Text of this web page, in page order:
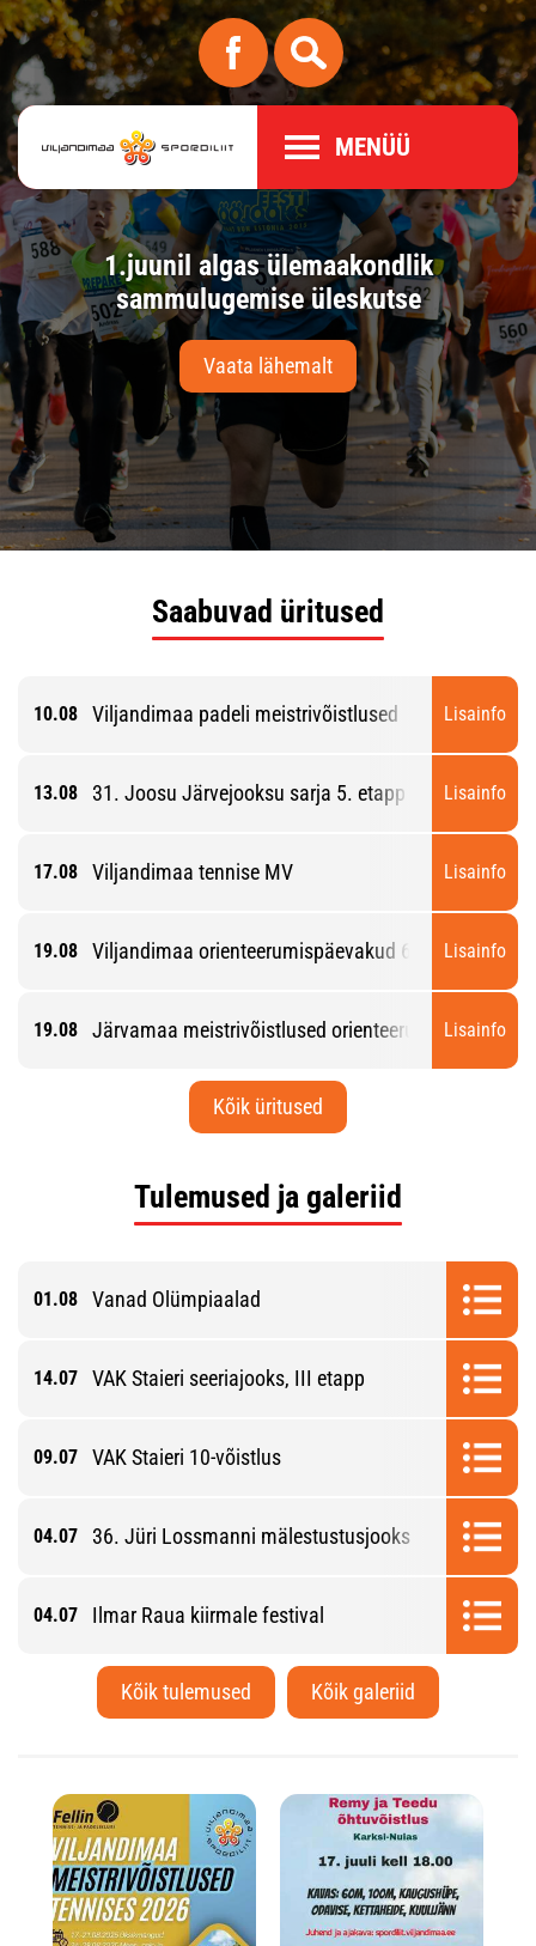
MENÜÜ
1.juunil algas ülemaakondlik
sammulugemise üleskutse
Vaata lähemalt
Saabuvad üritused
10.08 Viljandimaa padeli meistrivõistlused Lisainfo
13.08 31. Joosu Järvejooksu sarja 5. etapp Lisainfo
17.08 Viljandimaa tennise MV Lisainfo
19.08 Viljandimaa orienteerumispäevakud 6. etappLisainfo
19.08 Järvamaa meistrivõistlused orienteerumise lühirajal
Lisainfo
Kõik üritused
Tulemused ja galeriid
01.08 Vanad Olümpiaalad
14.07 VAK Staieri seeriajooks, III etapp
09.07 VAK Staieri 10-võistlus
04.07 36. Jüri Lossmanni mälestustusjooks
04.07 Ilmar Raua kiirmale festival
Kõik tulemused Kõik galeriid